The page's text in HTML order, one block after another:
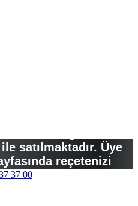
göre
satılmaktadır. Üye
reçetenizi
37 00